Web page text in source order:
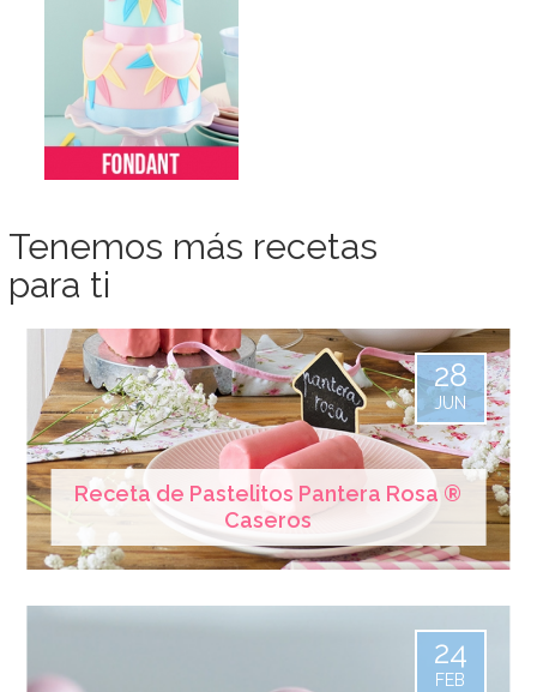
Tenemos más recetas
para ti
Receta de Pastelitos Pantera Rosa ®
Caseros
28
JUN
24
FEB